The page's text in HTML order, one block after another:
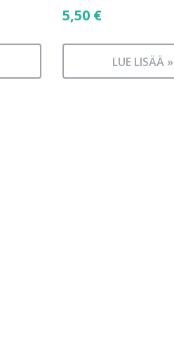
5,50 €
LUE LISÄÄ »